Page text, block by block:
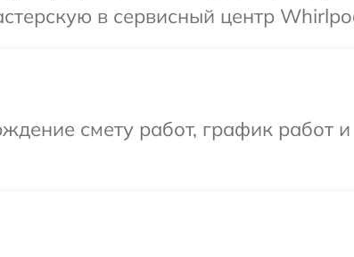
в сервисный центр
смету работ, график работ